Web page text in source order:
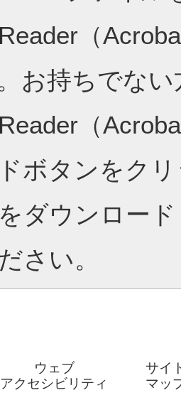
Reader（
お持ちでな
Reader（
ボタンをク
ダウンロー
さい。
ウェブ
アクセシビリティ
サイ
マッ